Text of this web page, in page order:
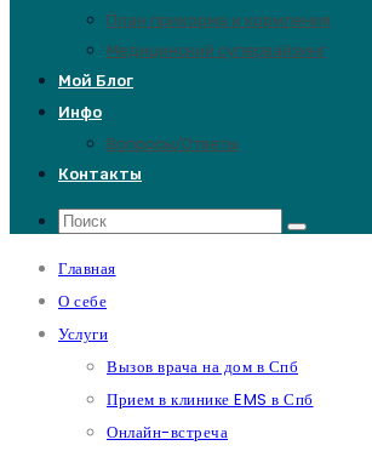
План прикорма и кормления
Медицинский супервайзинг
Мой Блог
Инфо
Вопросы/Ответы
Контакты
Главная
О себе
Услуги
Вызов врача на дом в Спб
Прием в клинике EMS в Спб
Онлайн-встреча